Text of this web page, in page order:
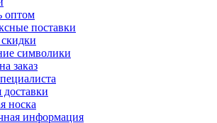
оптом
поставки
символики
заказ
доставки
носка
информация